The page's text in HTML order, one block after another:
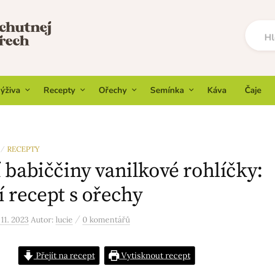
Recepty Ořechy Semínka Káva Čaje
/ RECEPTY
babiččiny vanilkové rohlíčky:
s ořechy
2023 Autor: lucie / 0 komentářů
Přejít na recept Vytisknout recept